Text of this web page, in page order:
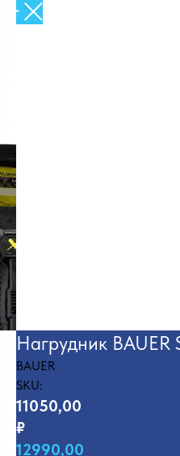
Назад в Каталог
Нагрудник BAUER
BAUER
SKU:
11050,00
₽
12990,00